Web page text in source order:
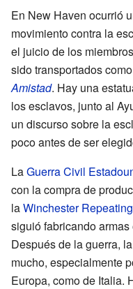
En New Haven ocurrió
movimiento contra la
el juicio de los
sido transportados
Amistad. Hay una
los esclavos, junto al
un discurso sobre la
poco antes de ser
LaGuerra Civil
con la compra de
laWinchester
siguió fabricando
Después de la guerra,
mucho, especialmente
Europa, como de Italia.